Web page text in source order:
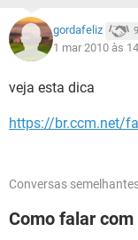
gordafeliz
1 mar 2010 às
veja esta dica
https://br.ccm.net/
Conversas
Como falar